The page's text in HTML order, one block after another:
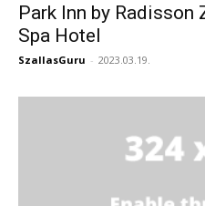
Park Inn by Radisson
Spa Hotel
SzallasGuru - 2023.03.19.